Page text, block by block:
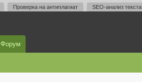
Проверка на антиплагиат SEO-анализ текста
Форум